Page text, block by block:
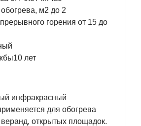
м2 до 2
горения от 15 до
лет
инфракрасный
для обогрева
открытых площадок.